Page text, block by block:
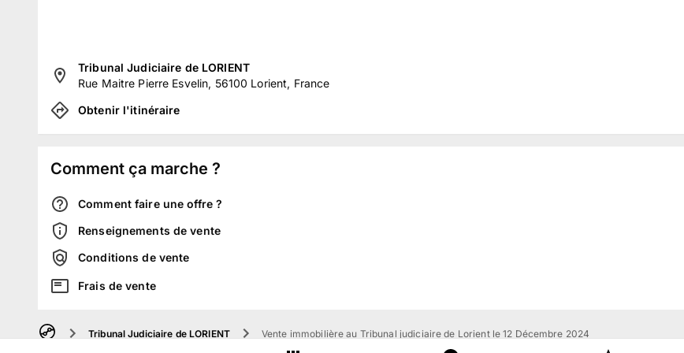
Tribunal Judiciaire de LORIENT
Rue Maitre Pierre Esvelin, 56100 Lorient, France
Obtenir l'itinéraire
Comment ça marche ?
Comment faire une offre ?
Renseignements de vente
Conditions de vente
Frais de vente
Tribunal Judiciaire de LORIENT Vente immobilière au Tribunal judiciaire de Lorient le 12 Décembre 2024